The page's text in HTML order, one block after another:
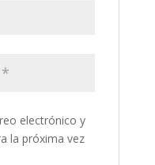
electrónico y
la próxima vez